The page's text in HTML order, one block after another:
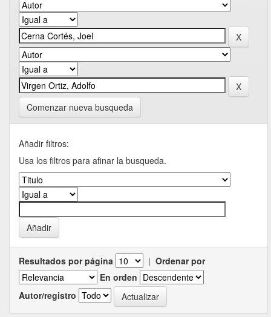
Comenzar nueva busqueda
Añadir filtros:
Usa los filtros para afinar la busqueda.
Resultados por página | Ordenar por
En orden
Autor/registro